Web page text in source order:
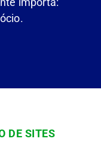
DE SITES